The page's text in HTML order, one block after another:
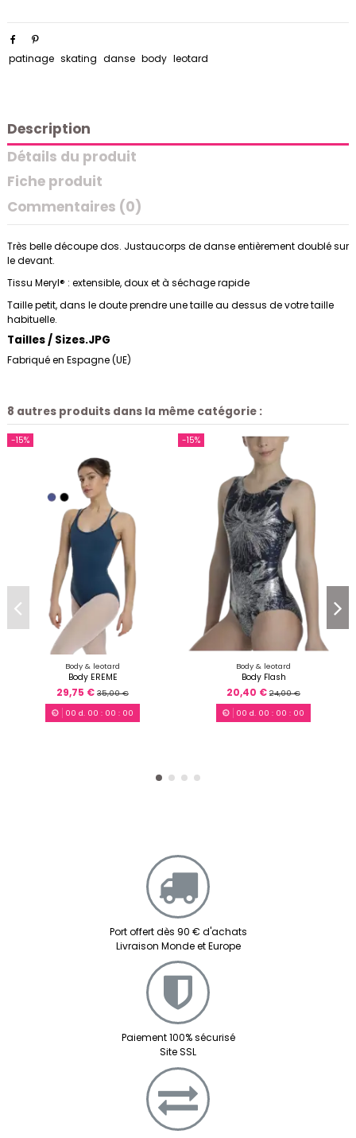
patinage skating danse body leotard
Description
Détails du produit
Fiche produit
Commentaires (0)
Très belle découpe dos. Justaucorps de danse entièrement doublé sur
le devant.
Tissu Meryl® : extensible, doux et à séchage rapide
Taille petit, dans le doute prendre une taille au dessus de votre taille
habituelle.
Tailles / Sizes.JPG
Fabriqué en Espagne (UE)
8 autres produits dans la même catégorie :
-15%
Body & leotard
Body EREME
29,75 € 35,00 €
00 d. 00 : 00 : 00
-15%
Body & leotard
Body Flash
20,40 € 24,00 €
00 d. 00 : 00 : 00
Port offert dès 90 € d'achats
Livraison Monde et Europe
Paiement 100% sécurisé
Site SSL